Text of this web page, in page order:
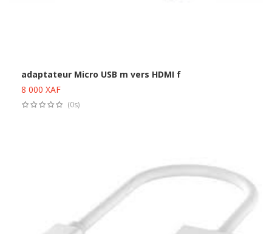
adaptateur Micro USB m vers HDMI f
8 000 XAF
(0s)